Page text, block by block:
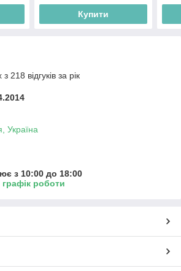
Купити
218 відгуків за рік
Україна
з 10:00 до 18:00
роботи